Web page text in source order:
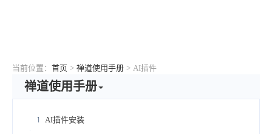
当前位置： 首页 > 禅道使用手册 > AI插件
禅道使用手册
1 AI插件安装